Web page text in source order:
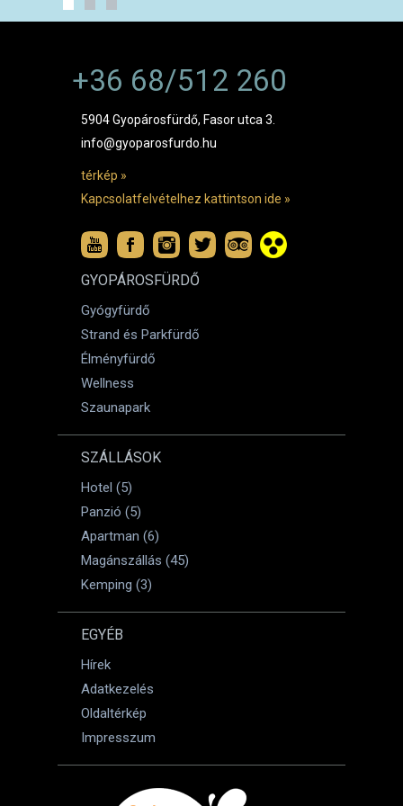
+36 68/512 260
5904 Gyopárosfürdő, Fasor utca 3.
info@gyoparosfurdo.hu
térkép »
Kapcsolatfelvételhez kattintson ide »
GYOPÁROSFÜRDŐ
Gyógyfürdő
Strand és Parkfürdő
Élményfürdő
Wellness
Szaunapark
SZÁLLÁSOK
Hotel (5)
Panzió (5)
Apartman (6)
Magánszállás (45)
Kemping (3)
EGYÉB
Hírek
Adatkezelés
Oldaltérkép
Impresszum